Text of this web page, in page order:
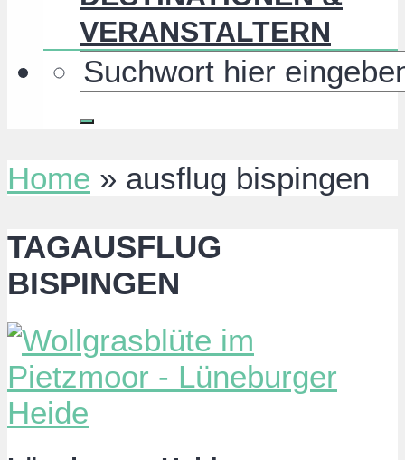
VERANSTALTERN
Home » ausflug bispingen
TAGAUSFLUG
BISPINGEN